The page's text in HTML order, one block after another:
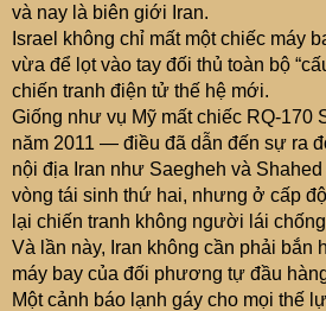
và nay là biên giới Iran.
Israel không chỉ mất một chiếc máy
vừa để lọt vào tay đối thủ toàn bộ
chiến tranh điện tử thế hệ mới.
Giống như vụ Mỹ mất chiếc RQ-170
năm 2011 — điều đã dẫn đến sự ra
nội địa Iran như Saegheh và
vòng tái sinh thứ hai, nhưng ở cấp
lại chiến tranh không người lái
Và lần này, Iran không cần phải bắn
máy bay của đối phương tự đầu
Một cảnh báo lạnh gáy cho mọi thế